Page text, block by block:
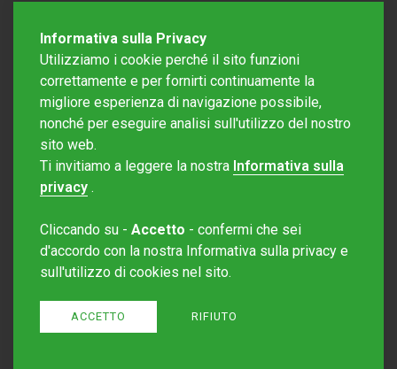
Editore Rotostampa SA
Sito creato daRedesign
Informativa sulla Privacy
Utilizziamo i cookie perché il sito funzioni
correttamente e per fornirti continuamente la
migliore esperienza di navigazione possibile,
nonché per eseguire analisi sull'utilizzo del nostro
sito web.
Ti invitiamo a leggere la nostra Informativa sulla
privacy .
Cliccando su - Accetto - confermi che sei
d'accordo con la nostra Informativa sulla privacy e
sull'utilizzo di cookies nel sito.
ACCETTO RIFIUTO